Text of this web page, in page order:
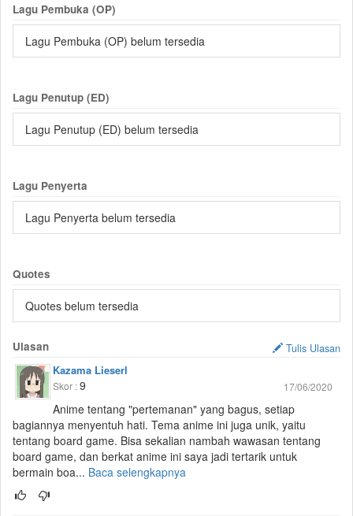
Lagu Pembuka (OP)
Lagu Pembuka (OP) belum tersedia
Lagu Penutup (ED)
Lagu Penutup (ED) belum tersedia
Lagu Penyerta
Lagu Penyerta belum tersedia
Quotes
Quotes belum tersedia
Ulasan Tulis Ulasan
Kazama Lieserl
Skor :9 17/06/2020
Anime tentang "pertemanan" yang bagus, setiap
bagiannya menyentuh hati. Tema anime ini juga unik, yaitu
tentang board game. Bisa sekalian nambah wawasan tentang
board game, dan berkat anime ini saya jadi tertarik untuk
bermain boa... Baca selengkapnya